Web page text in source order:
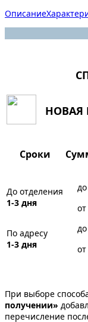
Описание
НОВАЯ
Сроки
До отделения
1-3 дня
По адресу
1-3 дня
При выборе
получении»
перечисление